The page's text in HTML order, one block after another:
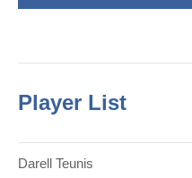
Player List
Darell Teunis